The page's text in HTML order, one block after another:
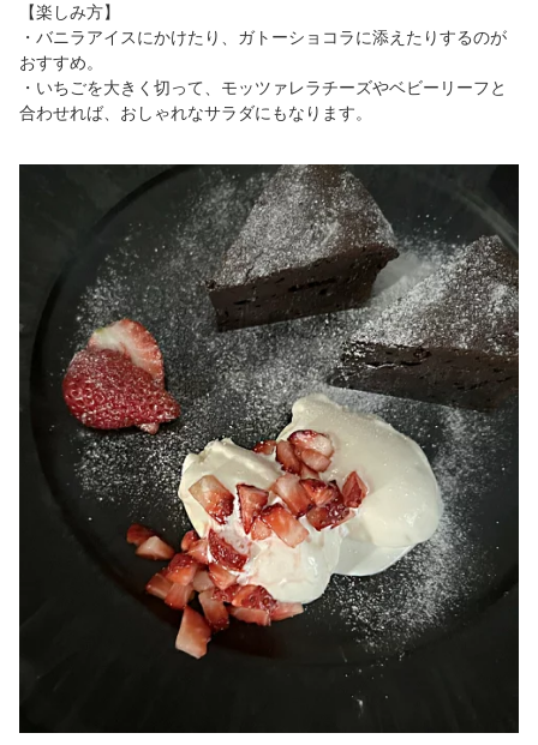
【楽しみ方】
・バニラアイスにかけたり、ガトーショコラに添えたりするのが
おすすめ。
・いちごを大きく切って、モッツァレラチーズやベビーリーフと
合わせれば、おしゃれなサラダにもなります。